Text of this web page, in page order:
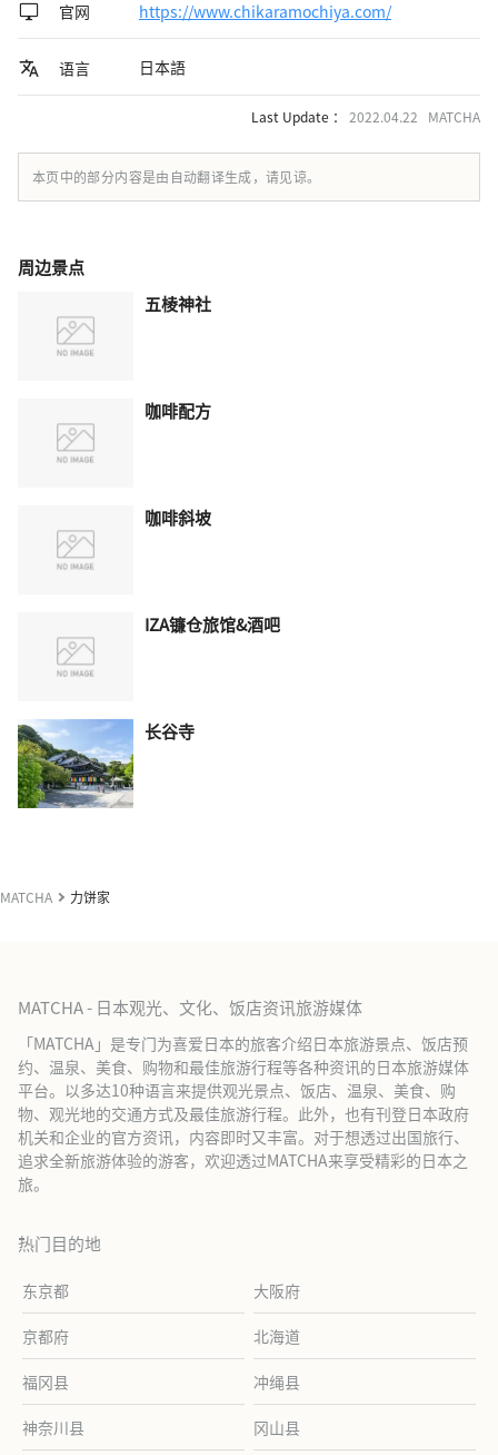
官网 https://www.chikaramochiya.com/
语言 日本語
Last Update ： 2022.04.22 MATCHA
本页中的部分内容是由自动翻译生成，请见谅。
周边景点
五棱神社
咖啡配方
咖啡斜坡
IZA镰仓旅馆&酒吧
长谷寺
MATCHA 力饼家
MATCHA - 日本观光、文化、饭店资讯旅游媒体
「MATCHA」是专门为喜爱日本的旅客介绍日本旅游景点、饭店预
约、温泉、美食、购物和最佳旅游行程等各种资讯的日本旅游媒体
平台。以多达10种语言来提供观光景点、饭店、温泉、美食、购
物、观光地的交通方式及最佳旅游行程。此外，也有刊登日本政府
机关和企业的官方资讯，内容即时又丰富。对于想透过出国旅行、
追求全新旅游体验的游客，欢迎透过MATCHA来享受精彩的日本之
旅。
热门目的地
东京都 大阪府
京都府 北海道
福冈县 冲绳县
神奈川县 冈山县